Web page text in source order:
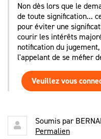
Non dès lors que le
de toute signification...
pour éviter une
courir les intérêts
notification du
l'appelant de se méfier
Veuillez vous
Soumis par
Permalien